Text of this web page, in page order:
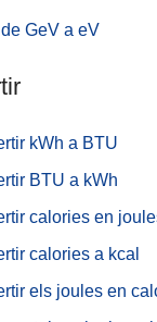
GeV a eV
kWh a BTU
BTU a kWh
calories en
calories a kcal
els joules en